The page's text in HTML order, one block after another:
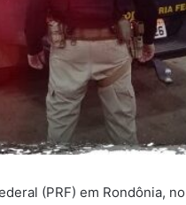
(PRF) em Rondônia,